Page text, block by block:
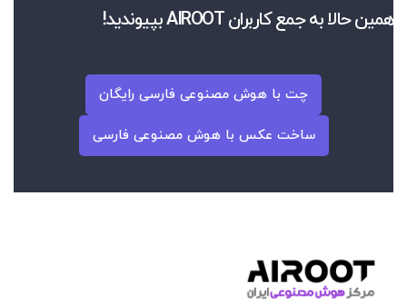
همین حالا به جمع کاربران AIROOT بپیوندید!
چت با هوش مصنوعی فارسی رایگان
ساخت عکس با هوش مصنوعی فارسی